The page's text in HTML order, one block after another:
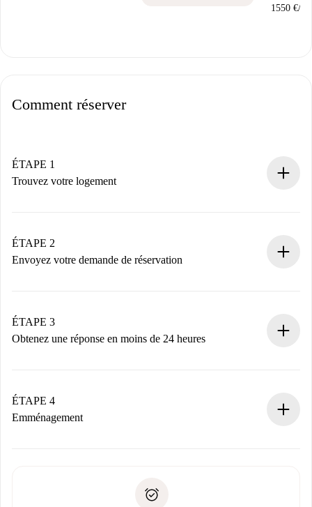
1550 €/
Comment réserver
ÉTAPE 1
Trouvez votre logement
Vous disposez à l’avance de toutes les informations
nécessaires.
ÉTAPE 2
Envoyez votre demande de réservation
Nous ne vous facturerons rien tant que le propriétaire
n’aura pas accepté.
ÉTAPE 3
Obtenez une réponse en moins de 24 heures
contact avec le propriétaire.
Si refusé : aucun prélèvement et nous vous proposerons
Justificatif de solvabilité
ÉTAPE 4
Emménagement
uniquement si aucun problème n'est signalé.